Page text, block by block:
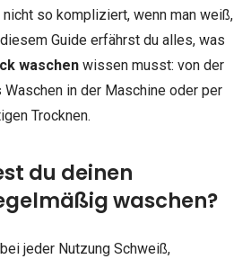
so kompliziert, wenn man weiß,
Guide erfährst du alles, was
waschen wissen musst: von der
in der Maschine oder per
Trocknen.
du deinen
waschen?
jeder Nutzung Schweiß,